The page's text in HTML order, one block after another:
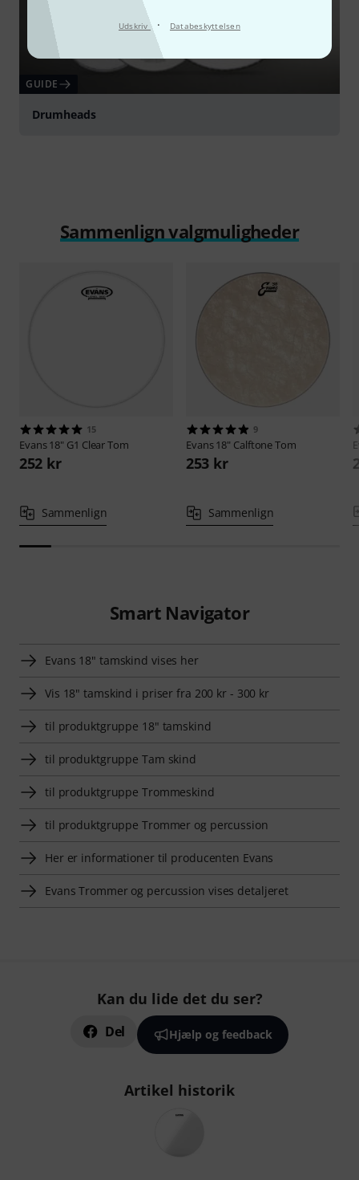
Udskriv · Databeskyttelsen
GUIDE
Drumheads
Sammenlign valgmuligheder
15
Evans18" G1 Clear Tom
252 kr
Sammenlign
9
Evans18" Calftone Tom
253 kr
Sammenlign
Smart Navigator
Evans 18" tamskind vises her
Vis 18" tamskind i priser fra 200 kr - 300 kr
til produktgruppe 18" tamskind
til produktgruppe Tam skind
til produktgruppe Trommeskind
til produktgruppe Trommer og percussion
Her er informationer til producenten Evans
Evans Trommer og percussion vises detaljeret
Kan du lide det du ser?
Del Hjælp og feedback
Artikel historik